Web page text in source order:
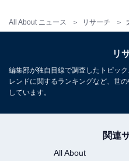
All About ニュース リサーチ
リ
編集部が独自目線で調査したトピッ
レンドに関するランキングなど、世
しています。
関連
All About